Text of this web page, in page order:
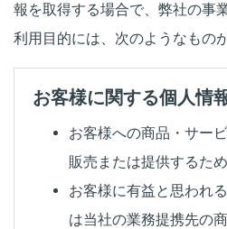
報を取得する場合で、弊社の事
利用目的には、次のようなもの
お客様に関する個人情
お客様への商品・サー
販売または提供するため
お客様に有益と思われ
は当社の業務提携先の